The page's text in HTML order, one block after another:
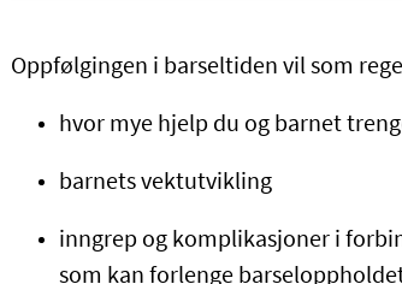
Oppfølgingen i barseltiden vil som
hvor mye hjelp du og barnet
barnets vektutvikling
inngrep og komplikasjoner i
som kan forlenge